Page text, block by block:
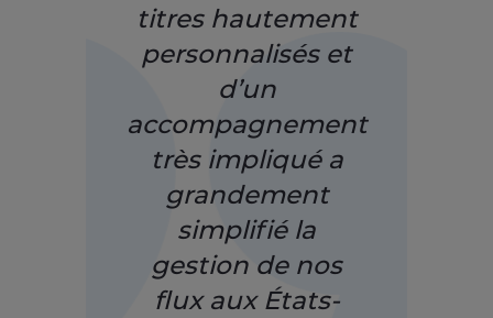
titres hautement
personnalisés et
d’un
accompagnement
très impliqué a
grandement
simplifié la
gestion de nos
flux aux États-